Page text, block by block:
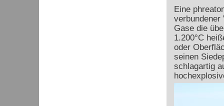
Eine
verbundener
Gase die
1.200°C
oder
seinen
schlagartig